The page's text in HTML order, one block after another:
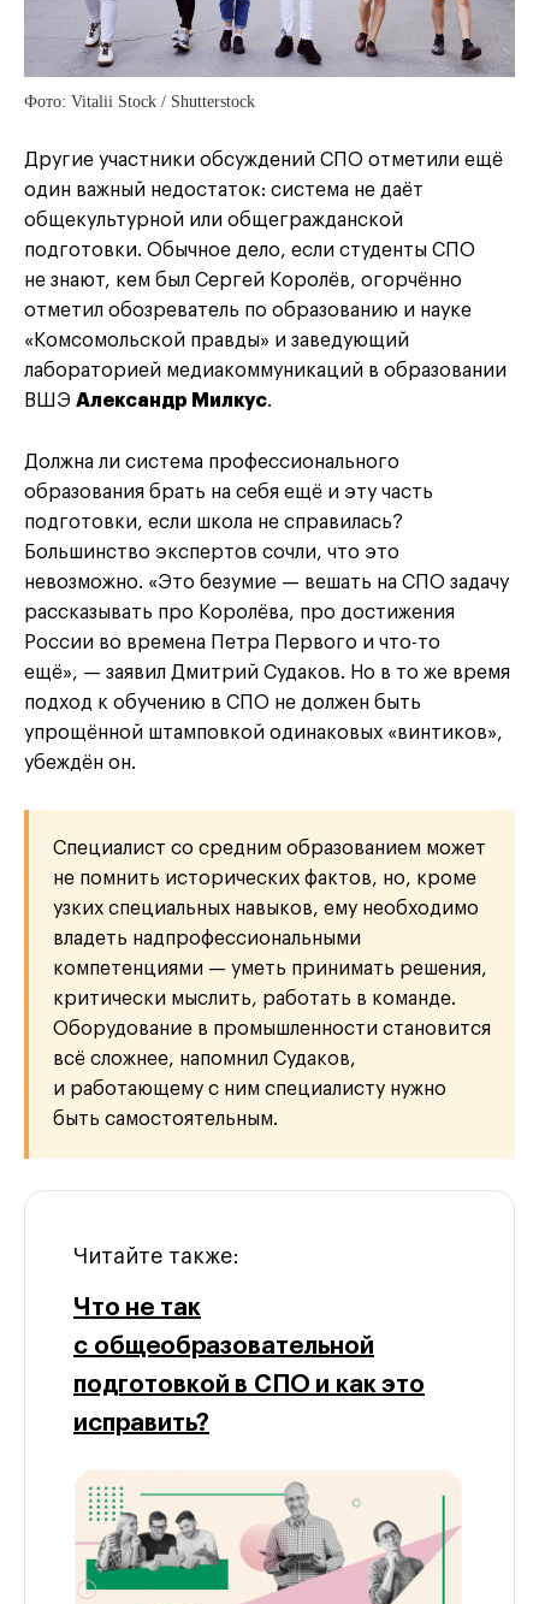
Фото: Vitalii Stock / Shutterstock
Другие участники обсуждений СПО отметили ещё
один важный недостаток: система не даёт
общекультурной или общегражданской
подготовки. Обычное дело, если студенты СПО
не знают, кем был Сергей Королёв, огорчённо
отметил обозреватель по образованию и науке
«Комсомольской правды» и заведующий
лабораторией медиакоммуникаций в образовании
ВШЭ Александр Милкус.
Должна ли система профессионального
образования брать на себя ещё и эту часть
подготовки, если школа не справилась?
Большинство экспертов сочли, что это
невозможно. «Это безумие — вешать на СПО задачу
рассказывать про Королёва, про достижения
России во времена Петра Первого и что-то
ещё», — заявил Дмитрий Судаков. Но в то же время
подход к обучению в СПО не должен быть
упрощённой штамповкой одинаковых «винтиков»,
убеждён он.
Специалист со средним образованием может
не помнить исторических фактов, но, кроме
узких специальных навыков, ему необходимо
владеть надпрофессиональными
компетенциями — уметь принимать решения,
критически мыслить, работать в команде.
Оборудование в промышленности становится
всё сложнее, напомнил Судаков,
и работающему с ним специалисту нужно
быть самостоятельным.
Читайте также:
Что не так
с общеобразовательной
подготовкой в СПО и как это
исправить?